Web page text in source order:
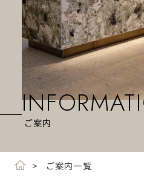
ご案内
ご案内一覧